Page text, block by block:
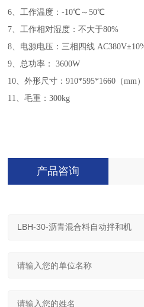
6、工作温度：-10℃～50℃
7、工作相对湿度：不大于80%
8、电源电压：三相四线
9、总功率： 3600W
10、外形尺寸：910*595*1660（mm）
11、毛重：300kg
产品咨询